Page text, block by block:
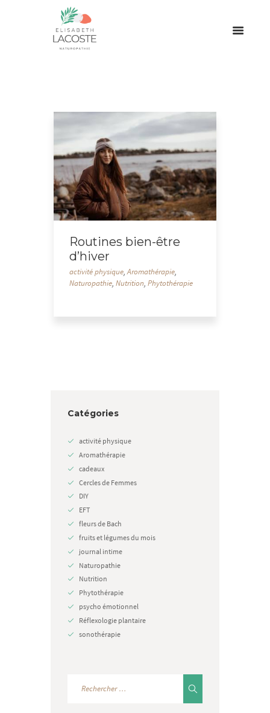
Routines bien-être
d’hiver
activité physique,Aromathérapie,
Naturopathie,Nutrition,Phytothérapie
Catégories
activité physique
Aromathérapie
cadeaux
Cercles de Femmes
DIY
EFT
fleurs de Bach
fruits et légumes du mois
journal intime
Naturopathie
Nutrition
Phytothérapie
psycho émotionnel
Réflexologie plantaire
sonothérapie